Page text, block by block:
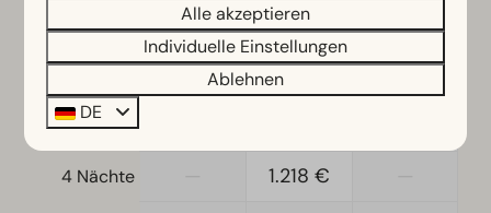
Freistehend
Schlafzimmer
1 Nacht
— 778 € 778 €
836 €
3 Nächte
4 Nächte 1.218 €
Alle akzeptieren
Individuelle Einstellungen
Ablehnen
DE